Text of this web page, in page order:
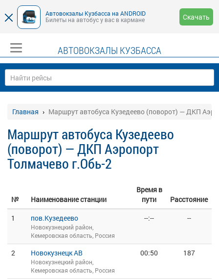
Автовокзалы Кузбасса на ANDROID
Билеты на автобус у вас в кармане
Скачать
АВТОВОКЗАЛЫ КУЗБАССА
Главная Маршрут автобуса Кузедеево (поворот) — ДКП
Маршрут автобуса Кузедеево
(поворот) — ДКП Аэропорт
Толмачево г.Обь-2
№ Наименование станции
Время в
пути
Расстояние
1
пов.Кузедеево
Новокузнецкий район,
Кемеровская область, Россия
--:-- --
2 Новокузнецк АВ
Новокузнецкий район,
Кемеровская область, Россия
00:50 187